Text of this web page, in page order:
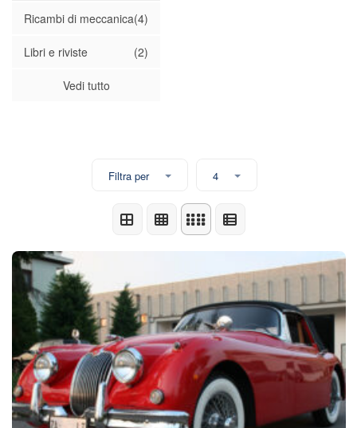
Ricambi di meccanica(4)
Libri e riviste (2)
Vedi tutto
Filtra per 4